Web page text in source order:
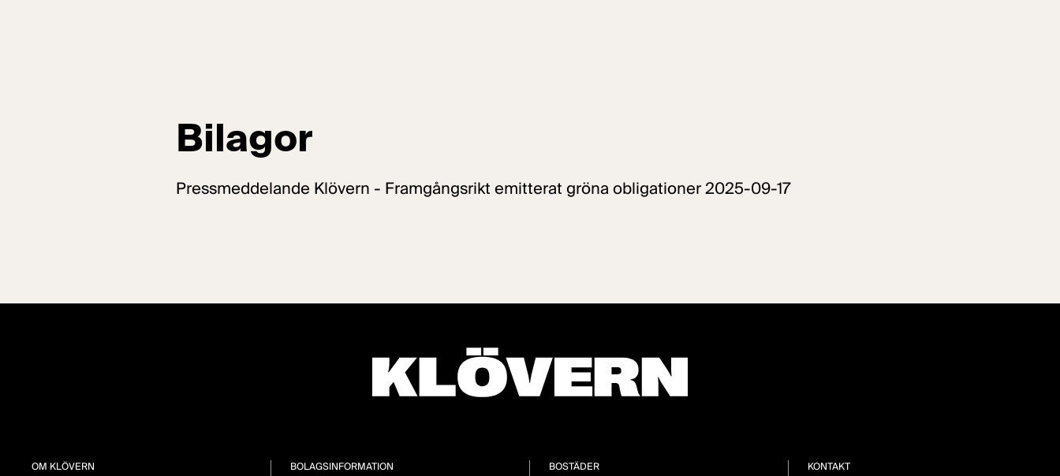
Bilagor
Pressmeddelande Klövern - Framgångsrikt emitterat gröna obligationer 2025-09-17
OM KLÖVERN BOLAGSINFORMATION BOSTÄDER KONTAKT